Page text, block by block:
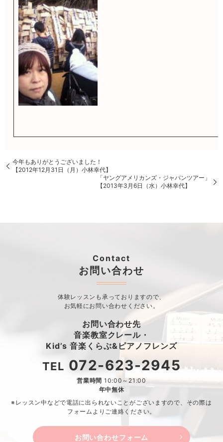
今年もありがとうございました！
【2012年12月31日（月）小林幸代】
「ヤングアメリカンズ・ジャパンツアー」
【2013年3月6日（水）小林幸代】
Contact
お問い合わせ
体験レッスンも承っておりますので、
お気軽にお問い合わせください。
お問い合わせ先
音楽教室クレール・
Kid’s 音楽くらぶ&ピアノフレンズ
TEL 072-623-2945
営業時間 10:00～21:00
年中無休
※レッスン中などで電話に出られないことがございますので、 その際は
フォームよりご連絡ください。
お問い合わせフォーム